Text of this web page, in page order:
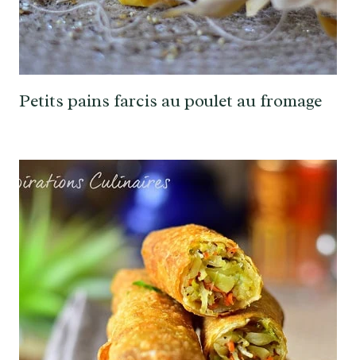
Petits pains farcis au poulet au fromage